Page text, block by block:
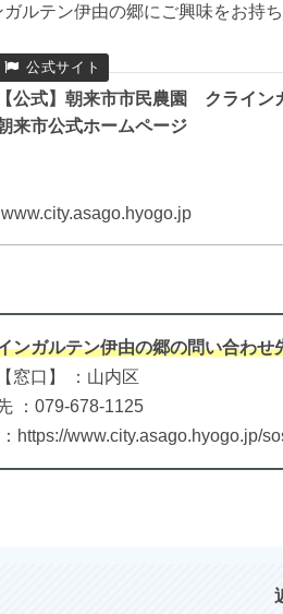
ガルテン伊由の郷にご興味をお持
【公式】朝来市市民農園 クライ
来市公式ホームページ
www.city.asago.hyogo.jp
ンガルテン伊由の郷の問い合わせ
窓口】 ：山内区
：079-678-1125
https://www.city.asago.hyogo.jp/